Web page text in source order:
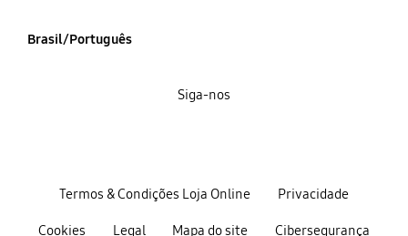
Brasil/Português
Termos & Condições Loja Online Privacidade
Cookies Legal Mapa do site Cibersegurança
Siga-nos